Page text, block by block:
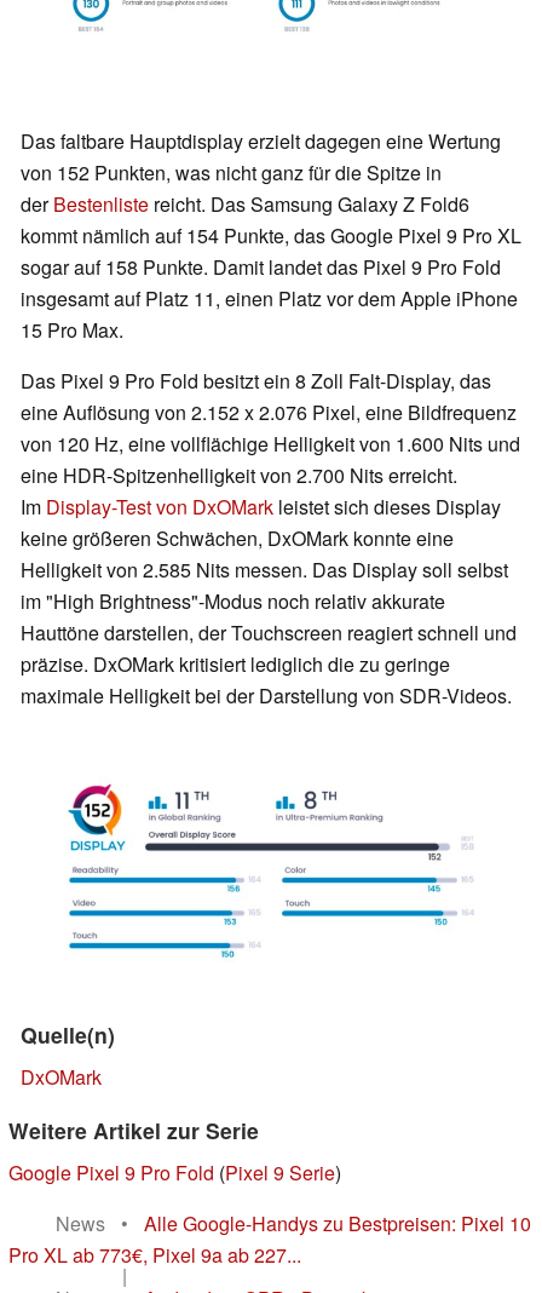
Das faltbare Hauptdisplay erzielt dagegen eine Wertung
von 152 Punkten, was nicht ganz für die Spitze in
derBestenliste reicht. Das Samsung Galaxy Z Fold6
kommt nämlich auf 154 Punkte, das Google Pixel 9 Pro XL
sogar auf 158 Punkte. Damit landet das Pixel 9 Pro Fold
insgesamt auf Platz 11, einen Platz vor dem Apple iPhone
15 Pro Max.
Das Pixel 9 Pro Fold besitzt ein 8 Zoll Falt-Display, das
eine Auflösung von 2.152 x 2.076 Pixel, eine Bildfrequenz
von 120 Hz, eine vollflächige Helligkeit von 1.600 Nits und
eine HDR-Spitzenhelligkeit von 2.700 Nits erreicht.
Im Display-Test von DxOMark leistet sich dieses Display
keine größeren Schwächen, DxOMark konnte eine
Helligkeit von 2.585 Nits messen. Das Display soll selbst
im "High Brightness"-Modus noch relativ akkurate
Hauttöne darstellen, der Touchscreen reagiert schnell und
präzise. DxOMark kritisiert lediglich die zu geringe
maximale Helligkeit bei der Darstellung von SDR-Videos.
Quelle(n)
DxOMark
Weitere Artikel zur Serie
Google Pixel 9 Pro Fold (Pixel 9 Serie)
News
•
Alle Google-Handys zu Bestpreisen: Pixel 10
Pro XL ab 773€, Pixel 9a ab 227...
|